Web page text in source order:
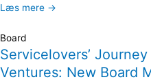
Læs mere →
Board
Servicelovers’
Ventures: New Board